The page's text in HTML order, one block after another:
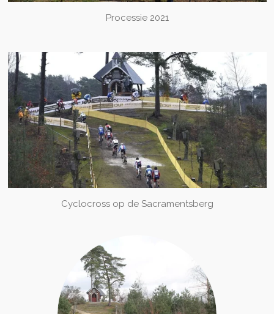
Processie 2021
Cyclocross op de Sacramentsberg